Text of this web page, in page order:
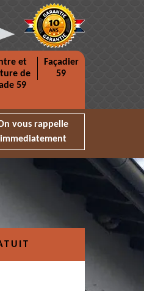
et
de
59
Façadier
59
vous rappelle
immediatement